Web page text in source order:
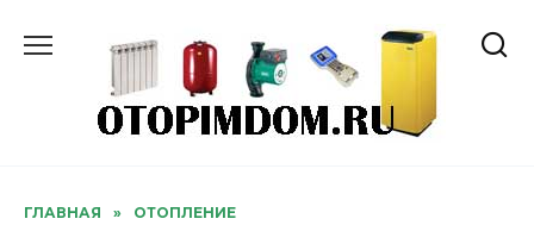
ГЛАВНАЯ » ОТОПЛЕНИЕ